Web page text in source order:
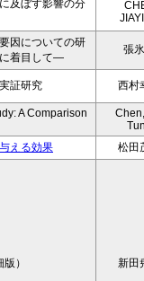
及ぼす影響の分
因についての研
着目して―
張
証研究 西村
A Comparison
える効果
松田
） 新田